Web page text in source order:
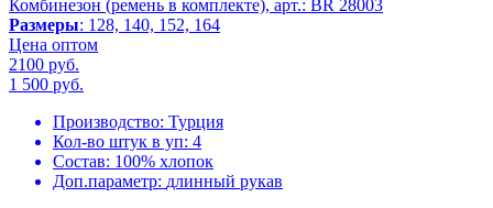
Комбинезон (ремень в комплекте), арт.: BR 28003
Размеры: 128, 140, 152, 164
Цена оптом
2100 руб.
1 500 руб.
Производство: Турция
Кол-во штук в уп: 4
Состав: 100% хлопок
Доп.параметр: длинный рукав